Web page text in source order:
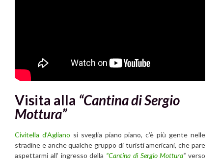
Visita alla “Cantina di Sergio
Mottura”
Civitella d’Agliano si sveglia piano piano, c’è più gente nelle
stradine e anche qualche gruppo di turisti americani, che pare
aspettarmi all’ ingresso della “Cantina di Sergio Mottura“ verso